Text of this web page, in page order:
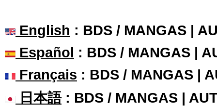
English : BDS / MANGAS |
Español : BDS / MANGAS |
Français : BDS / MANGAS |
日本語: BDS / MANGAS |